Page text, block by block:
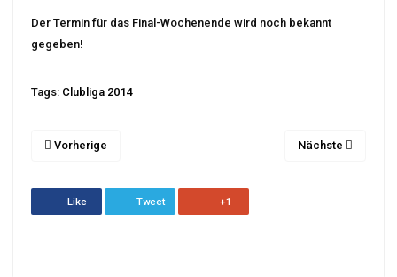
Der Termin für das Final-Wochenende wird noch bekannt
gegeben!
Tags: Clubliga 2014
Vorherige Nächste
Like Tweet +1